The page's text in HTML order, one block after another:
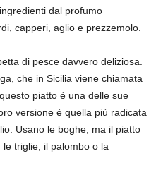
dal profumo
capperi, aglio e prezzemolo.
di pesce davvero deliziosa.
che in Sicilia viene chiamata
piatto è una delle sue
versione è quella più radicata
Usano le boghe, ma il piatto
triglie, il palombo o la